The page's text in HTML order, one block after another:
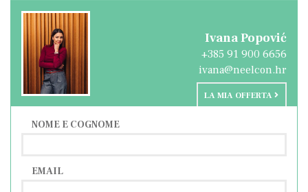
diverse, è a pochi minuti di auto.
Questa proprietà speciale è l'ideale per gli
investitori nel settore del turismo o per
l'edilizia abitativa tutto l'anno, grazie alla sua
posizione, alle attrezzature e alla vicinanza a
tutte le strutture importanti.
Ivana Popović
+385 91 900 6656
ivana@neelcon.hr
LA MIA OFFERTA
NOME E COGNOME
EMAIL